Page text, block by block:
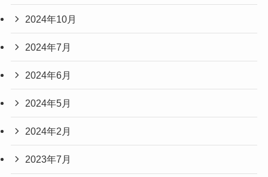
2024年10月
2024年7月
2024年6月
2024年5月
2024年2月
2023年7月